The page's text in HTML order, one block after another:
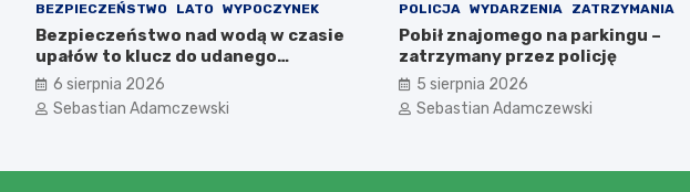
BEZPIECZEŃSTWO LATO WYPOCZYNEK
Bezpieczeństwo nad wodą w czasie
upałów to klucz do udanego
wypoczynku
6 sierpnia 2026
Sebastian Adamczewski
POLICJA WYDARZENIA ZATRZYMANIA
Pobił znajomego na parkingu –
zatrzymany przez policję
5 sierpnia 2026
Sebastian Adamczewski